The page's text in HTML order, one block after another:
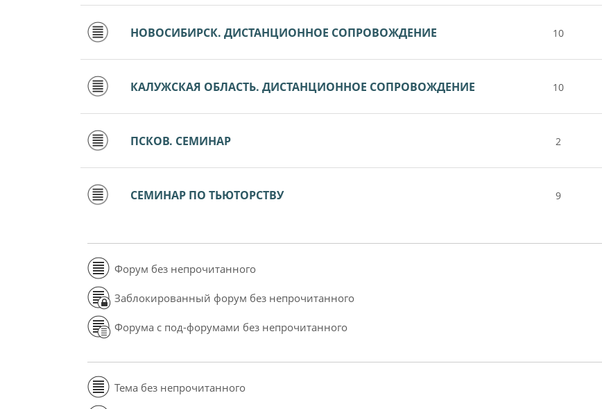
НОВОСИБИРСК. ДИСТАНЦИОННОЕ СОПРОВОЖДЕНИЕ 10
КАЛУЖСКАЯ ОБЛАСТЬ. ДИСТАНЦИОННОЕ СОПРОВОЖДЕНИЕ 10
ПСКОВ. СЕМИНАР 2
СЕМИНАР ПО ТЬЮТОРСТВУ 9
Форум без непрочитанного
Заблокированный форум без непрочитанного
Форума с под-форумами без непрочитанного
Тема без непрочитанного